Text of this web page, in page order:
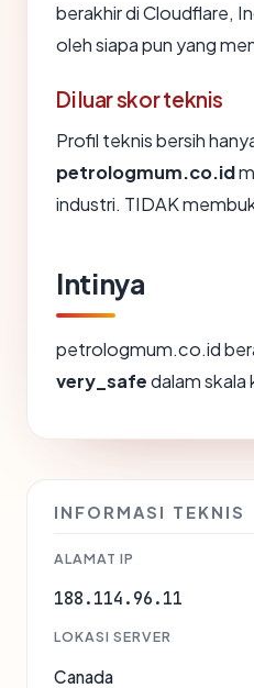
berakhir di Cloudflare,
oleh siapa pun yang
Di luar skor teknis
Profil teknis bersih
petrologmum.co.id
industri. TIDAK
Intinya
petrologmum.co.id
very_safedalam skala
INFORMASI TEKNIS
ALAMAT IP
188.114.96.11
LOKASI SERVER
Canada